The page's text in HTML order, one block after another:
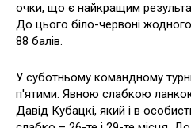
очки, що є найкращим
До цього біло-червоні
88 балів.
У суботньому командному
п'ятими. Явною слабкою
Давід Кубацкі, який і в